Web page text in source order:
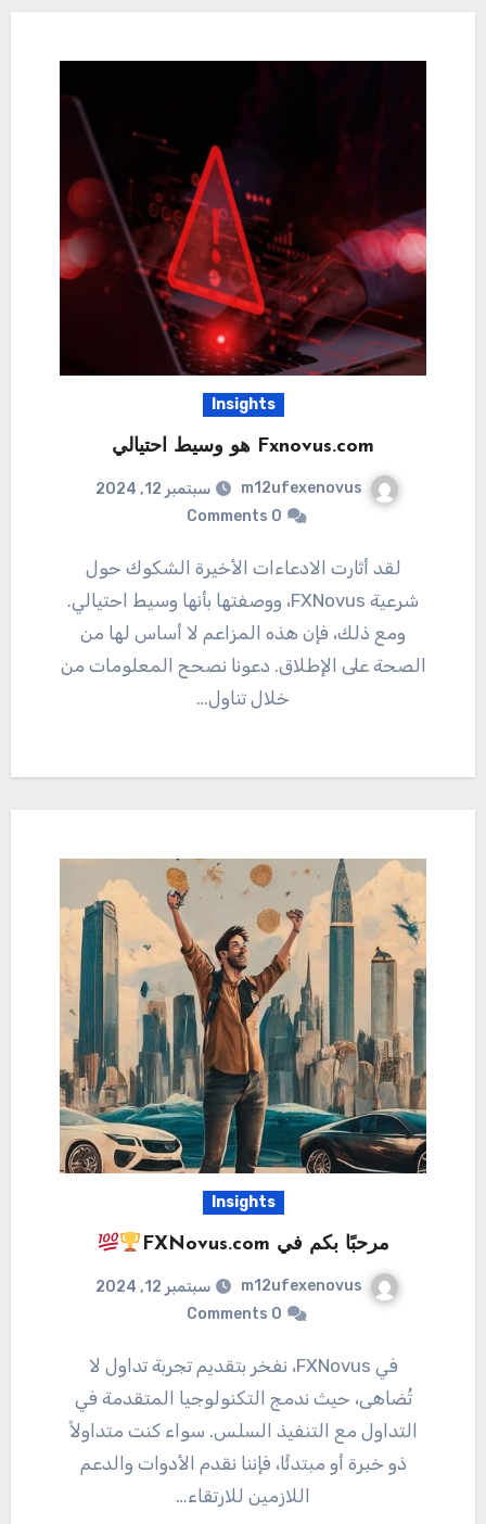
Insights
Fxnovus.com هو وسيط احتيالي
m12ufexenovus
سبتمبر 12, 2024
0 Comments
لقد أثارت الادعاءات الأخيرة الشكوك حول
شرعية FXNovus، ووصفتها بأنها وسيط احتيالي.
ومع ذلك، فإن هذه المزاعم لا أساس لها من
الصحة على الإطلاق. دعونا نصحح المعلومات من
خلال تناول…
Insights
مرحبًا بكم في FXNovus.com
m12ufexenovus
سبتمبر 12, 2024
0 Comments
في FXNovus، نفخر بتقديم تجربة تداول لا
تُضاهى، حيث ندمج التكنولوجيا المتقدمة في
التداول مع التنفيذ السلس. سواء كنت متداولاً
ذو خبرة أو مبتدئًا، فإننا نقدم الأدوات والدعم
اللازمين للارتقاء…